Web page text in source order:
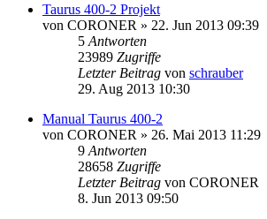
Taurus 400-2 Projekt
von CORONER » 22. Jun 2013 09:39
5 Antworten
23989 Zugriffe
Letzter Beitrag von schrauber
29. Aug 2013 10:30
Manual Taurus 400-2
von CORONER » 26. Mai 2013 11:29
9 Antworten
28658 Zugriffe
Letzter Beitrag von CORONER
8. Jun 2013 09:50